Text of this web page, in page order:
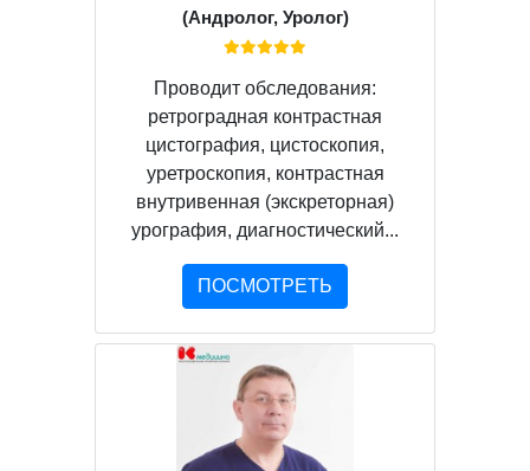
(Андролог, Уролог)
Проводит обследования:
ретроградная контрастная
цистография, цистоскопия,
уретроскопия, контрастная
внутривенная (экскреторная)
урография, диагностический...
ПОСМОТРЕТЬ